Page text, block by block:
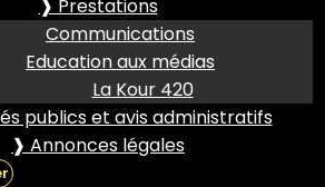
❱ Prestations
Communications
Education aux médias
La Kour 420
publics et avis administratifs
❱ Annonces légales